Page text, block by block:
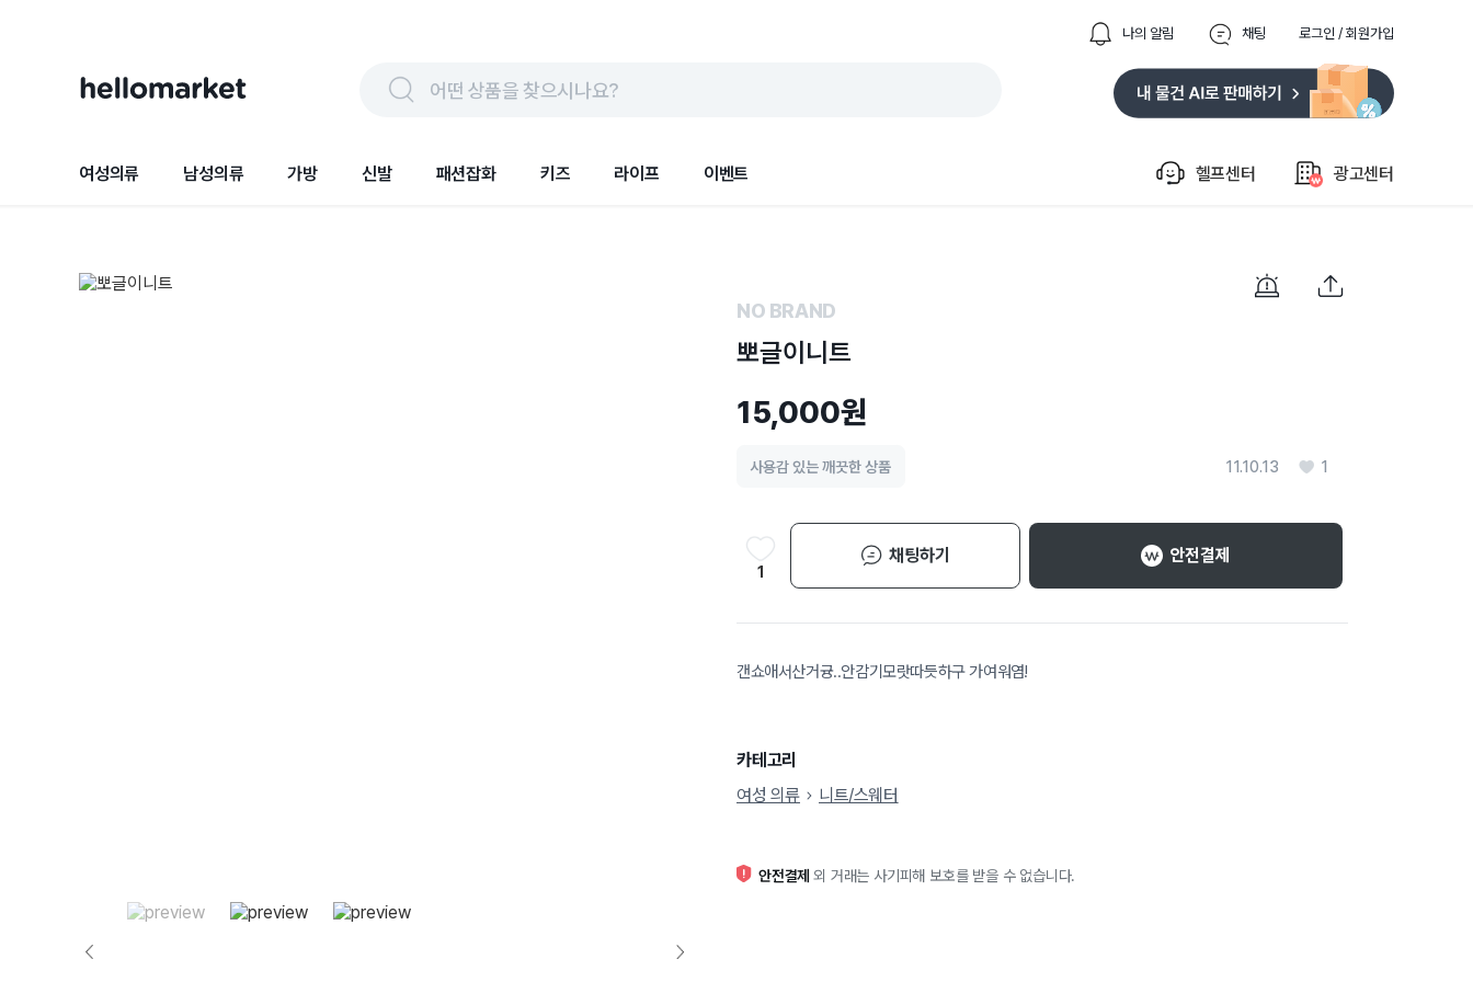
나의 알림 채팅 로그인 / 회원가입
어떤 상품을 찾으시나요?
여성의류 남성의류 가방 신발 패션잡화 키즈 라이프 이벤트 헬프센터 광고센터
NO BRAND
뽀글이니트
15,000원
11.10.13 1
사용감 있는 깨끗한 상품
1
채팅하기 안전결제
갠쇼애서산거귱..안감기모랏따듯하구 가여워염!
카테고리
여성 의류
니트/스웨터
안전결제 외 거래는 사기피해 보호를 받을 수 없습니다.